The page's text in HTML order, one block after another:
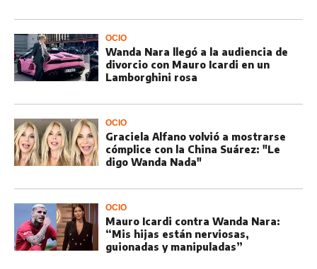
OCIO
Wanda Nara llegó a la audiencia de
divorcio con Mauro Icardi en un
Lamborghini rosa
OCIO
Graciela Alfano volvió a mostrarse
cómplice con la China Suárez: "Le
digo Wanda Nada"
OCIO
Mauro Icardi contra Wanda Nara:
“Mis hijas están nerviosas,
guionadas y manipuladas”